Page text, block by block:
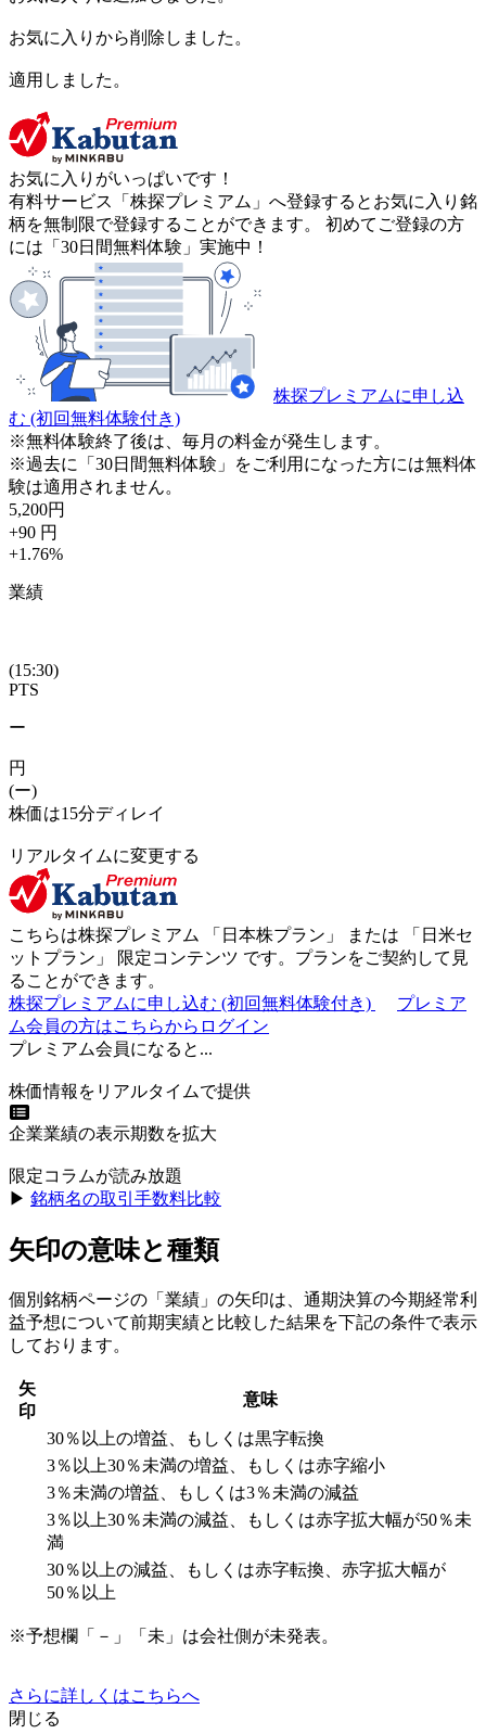
お気に入りから削除しました。
適用しました。
お気に入りがいっぱいです！
有料サービス「株探プレミアム」へ登録するとお気に入り銘
柄を無制限で登録することができます。 初めてご登録の方
には「30日間無料体験」実施中！
株探プレミアムに申し込
む (初回無料体験付き)
※無料体験終了後は、毎月の料金が発生します。
※過去に「30日間無料体験」をご利用になった方には無料体
験は適用されません。
5,200円
+90 円
+1.76%
業績
(15:30)
PTS
ー
円
(ー)
株価は15分ディレイ
リアルタイムに変更する
こちらは株探プレミアム 「 日本株プラン 」 または 「 日米セ
ットプラン 」 限定コンテンツ です。プランをご契約して見
ることができます。
株探プレミアムに申し込む (初回無料体験付き)
プレミア
ム会員の方はこちらからログイン
プレミアム会員になると...
株価情報をリアルタイムで提供
企業業績の表示期数を拡大
限定コラムが読み放題
▶︎ 銘柄名の取引手数料比較
矢印の意味と種類
個別銘柄ページの「業績」の矢印は、通期決算の今期経常利
益予想について前期実績と比較した結果を下記の条件で表示
しております。
矢
印
意味
30％以上の増益、もしくは黒字転換
3％以上30％未満の増益、もしくは赤字縮小
3％未満の増益、もしくは3％未満の減益
3％以上30％未満の減益、もしくは赤字拡大幅が50％未
満
30％以上の減益、もしくは赤字転換、赤字拡大幅が
50％以上
※予想欄「－」「未」は会社側が未発表。
さらに詳しくはこちらへ
閉じる